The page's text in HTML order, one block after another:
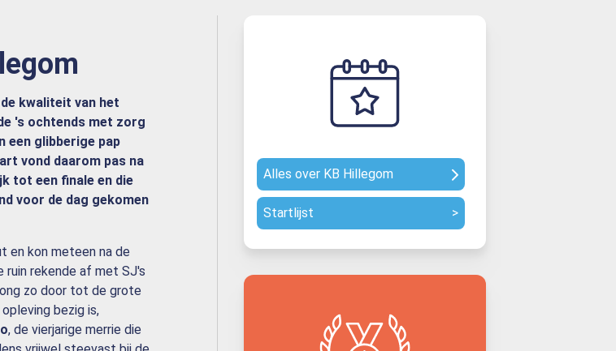
kwaliteit van het
's ochtends met zorg
een glibberige pap
vond daarom pas na
tot een finale en die
voor de dag gekomen
en kon meteen na de
ruin rekende af met SJ's
zo door tot de grote
bezig is,
, de vierjarige merrie die
Alles over KB Hillegom
Startlijst >